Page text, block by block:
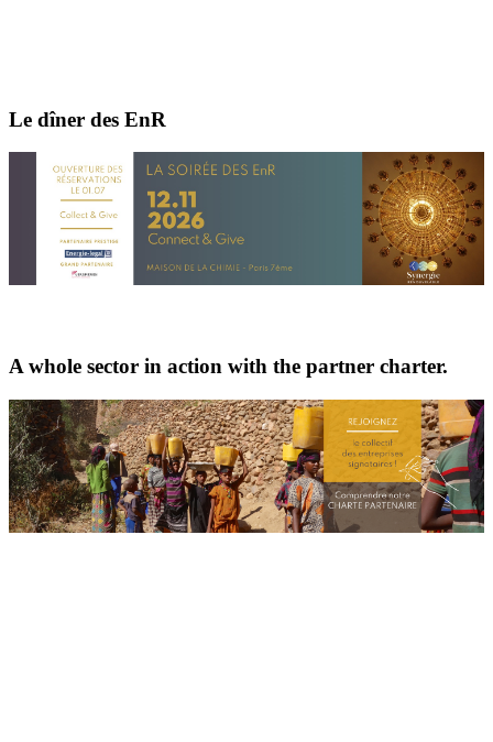
Le dîner des EnR
A whole sector in action with the partner charter.